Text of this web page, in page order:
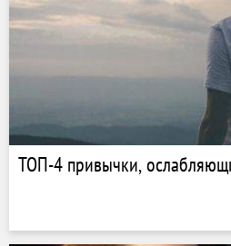
ТОП-4 привычки,